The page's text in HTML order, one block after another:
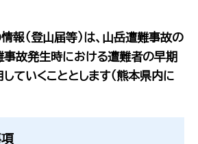
報（登山届等）は、山岳遭難事故の
事故発生時における遭難者の早期
ていくこととします（熊本県内に